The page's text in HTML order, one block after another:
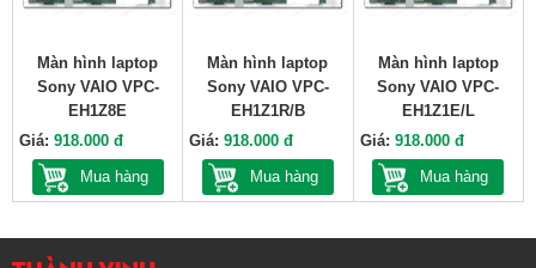
Màn hình laptop
Sony VAIO VPC-
EH1Z8E
Giá: 918.000 đ
Mua hàng
Màn hình laptop
Sony VAIO VPC-
EH1Z1R/B
Giá:918.000 đ
Mua hàng
Màn hình laptop
Sony VAIO VPC-
EH1Z1E/L
Giá: 918.000 đ
Mua hàng